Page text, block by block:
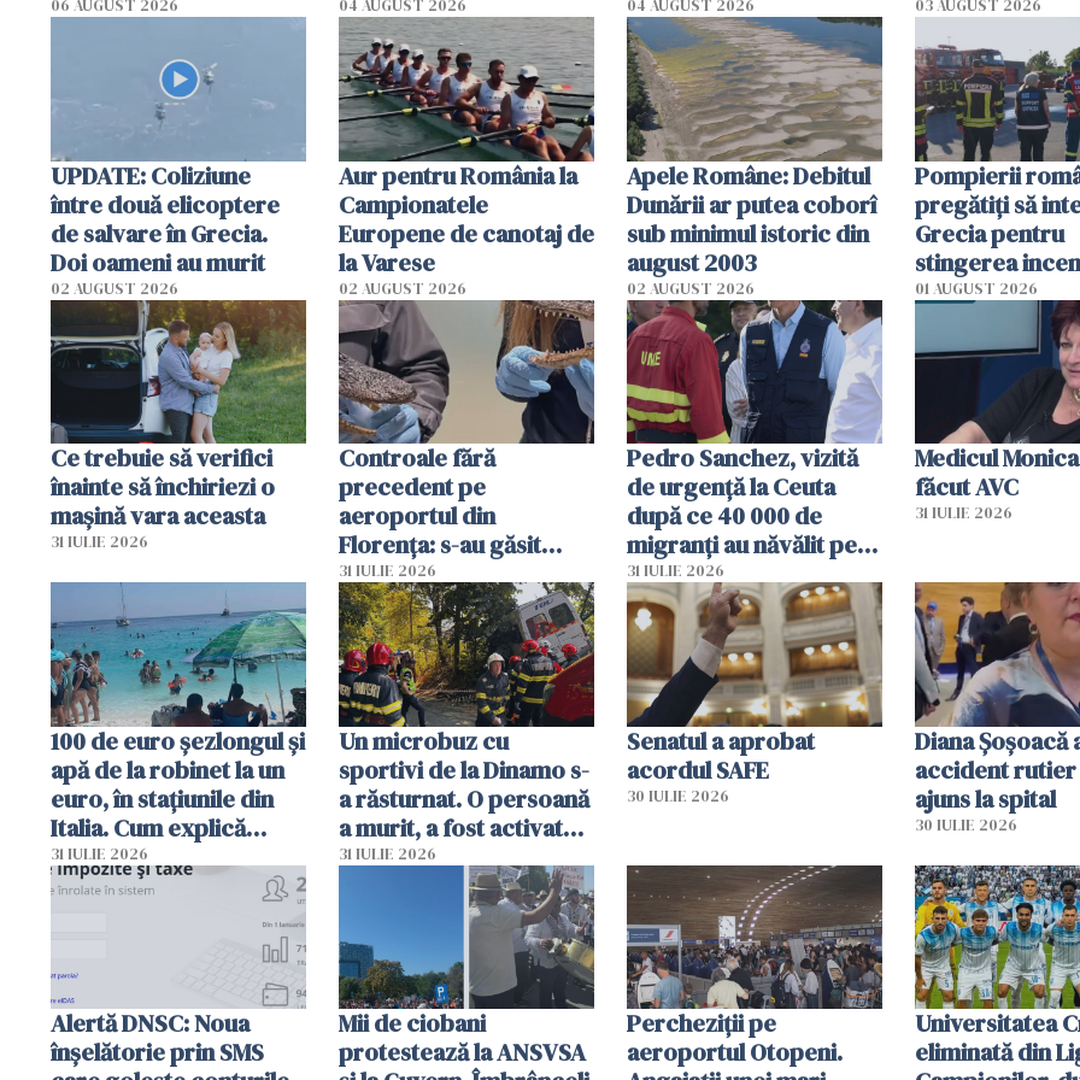
România într-un volum
06 AUGUST 2026 04 AUGUST 2026
cm faţă de ziua trecută
04 AUGUST 2026
România
efectele, deși a
în iulie
03 AUGUST 2026
UPDATE: Coliziune
între două elicoptere
de salvare în Grecia.
Doi oameni au murit
02 AUGUST 2026
Aur pentru România la
Campionatele
Europene de canotaj de
la Varese
02 AUGUST 2026
Apele Române: Debitul
Dunării ar putea coborî
sub minimul istoric din
august 2003
02 AUGUST 2026
Pompierii
pregătiţi să
Grecia pentru
stingerea
01 AUGUST 2026
Ce trebuie să verifici
înainte să închiriezi o
mașină vara aceasta
31 IULIE 2026
Controale fără
precedent pe
aeroportul din
Florența: s-au găsit
capete de aligator și o
sumă imensă de bani
31 IULIE 2026
Pedro Sanchez, vizită
de urgență la Ceuta
după ce 40 000 de
migranți au năvălit pe
teritoriul spaniol: „Vom
mobiliza toate
resursele"
31 IULIE 2026
Medicul
făcut AVC
31 IULIE 2026
100 de euro șezlongul și
apă de la robinet la un
euro, în stațiunile din
Italia. Cum explică
autoritățile
31 IULIE 2026
Un microbuz cu
sportivi de la Dinamo s-
a răsturnat. O persoană
a murit, a fost activat
planul roșu de
31 IULIE 2026
Senatul a aprobat
acordul SAFE
30 IULIE 2026
Diana Șoșoacă
accident rutier
ajuns la spital
30 IULIE 2026
Alertă DNSC: Noua
înșelătorie prin SMS
Mii de ciobani
protestează la ANSVSA
Percheziții pe
aeroportul Otopeni.
Universitatea
eliminată din